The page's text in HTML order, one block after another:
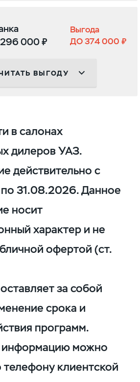
296 000 ₽
Выгода
ДО 374 000 ₽
ВЫГОДУ
в салонах
дилеров УАЗ.
действительно с
31.08.2026. Данное
носит
характер и не
офертой (ст.
за собой
срока и
программ.
можно
телефону клиентской